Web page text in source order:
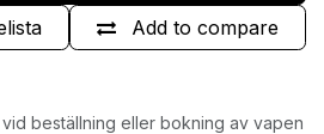
Add to compare
beställning eller bokning av vapen